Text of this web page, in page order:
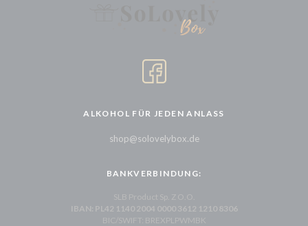
ALKOHOL FÜR JEDEN ANLASS
shop@solovelybox.de
BANKVERBINDUNG:
SLB Product Sp. Z O.O.
IBAN: PL42 1140 2004 0000 3612 1210 8306
BIC/SWIFT: BREXPLPWMBK